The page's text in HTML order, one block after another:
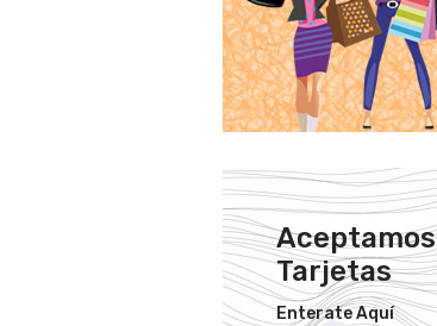
Aceptamos
Tarjetas
Enterate Aquí